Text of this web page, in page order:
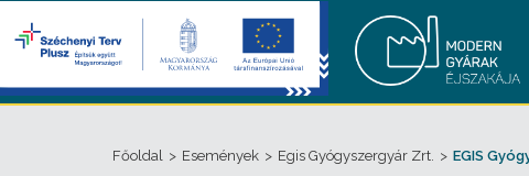
Főoldal > Események > Egis Gyógyszergyár Zrt. > EGIS